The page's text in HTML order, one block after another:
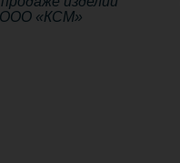
ООО «КСМ»